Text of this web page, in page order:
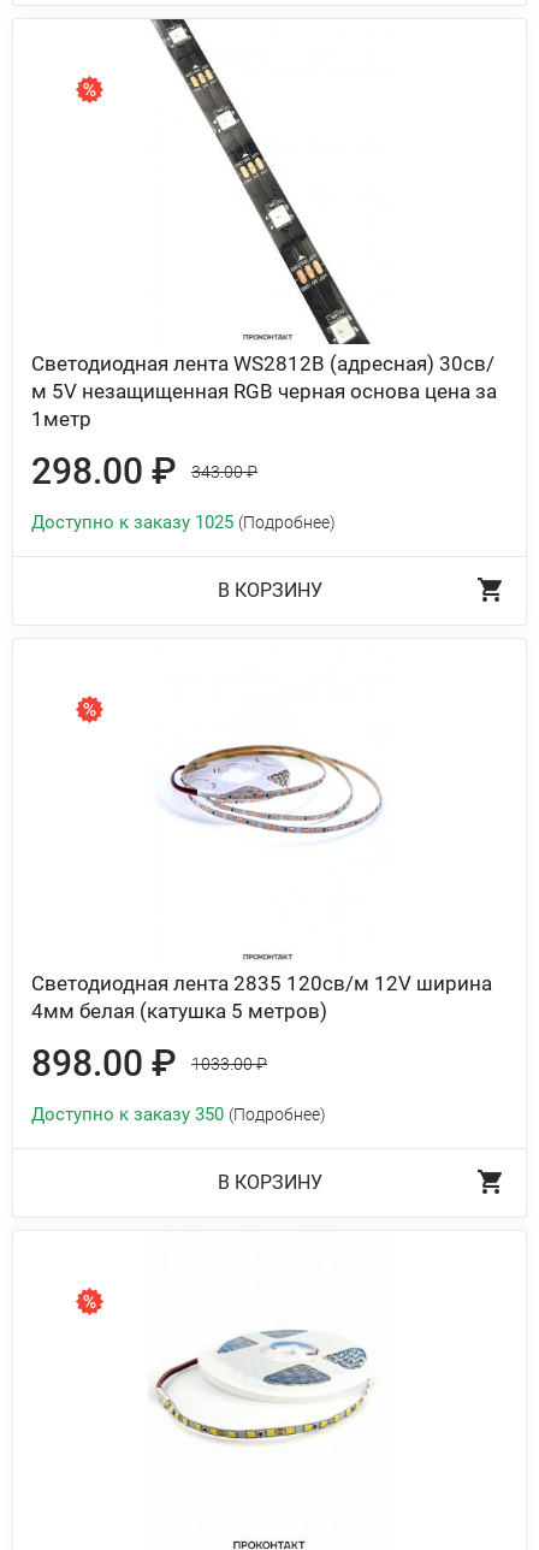
Светодиодная лента WS2812B (адресная) 30св/
м 5V незащищенная RGB черная основа цена за
1метр
298.00 ₽ 343.00 ₽
Доступно к заказу 1025 (Подробнее)
В КОРЗИНУ
Светодиодная лента 2835 120св/м 12V ширина
4мм белая (катушка 5 метров)
898.00 ₽ 1033.00 ₽
Доступно к заказу 350 (Подробнее)
В КОРЗИНУ